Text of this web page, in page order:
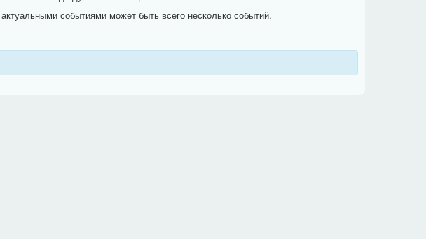
событиями может быть всего несколько событий.